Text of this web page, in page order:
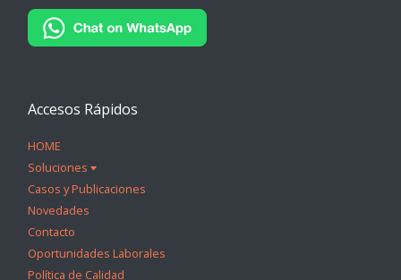
Accesos Rápidos
HOME
Soluciones
Casos y Publicaciones
Novedades
Contacto
Oportunidades Laborales
Política de Calidad